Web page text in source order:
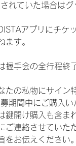
れていた場合はグ
アプリにチケ
ます。
手会の全行程終
の私物にサイン
期間中にご購入
鍵開け購入も含ま
ご連絡させていた
をお伝えください。